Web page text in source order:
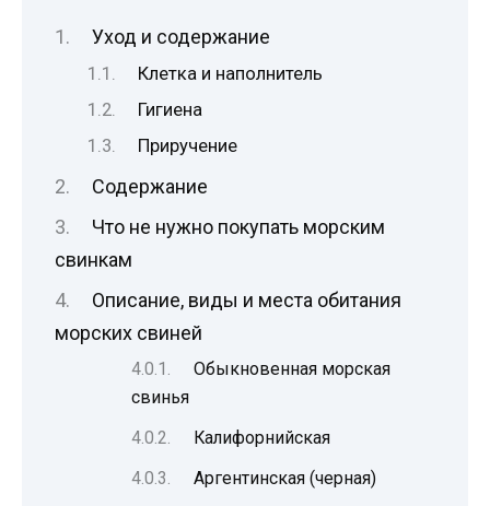
Уход и содержание
Клетка и наполнитель
Гигиена
Приручение
Содержание
Что не нужно покупать морским
свинкам
Описание, виды и места обитания
морских свиней
Обыкновенная морская
свинья
Калифорнийская
Аргентинская (черная)